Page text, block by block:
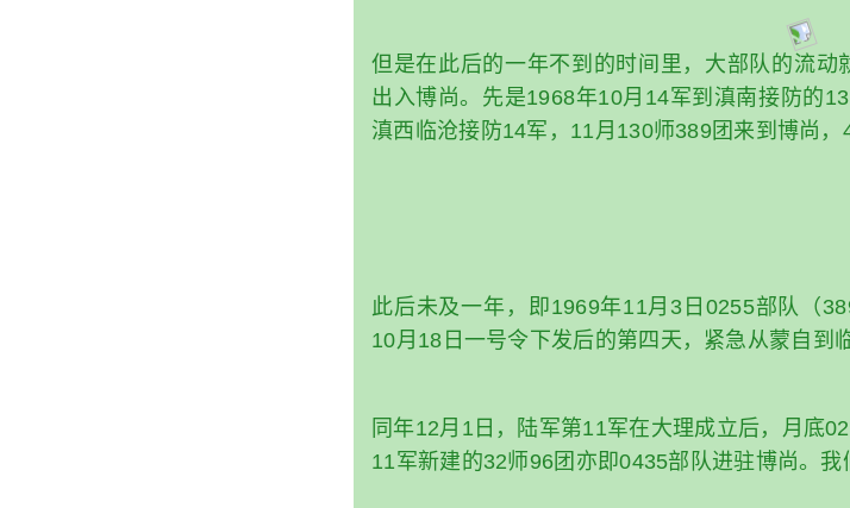
但是在此后的一年不到的时间里，大部队的流
出入博尚。先是1968年10月14军到滇南接防的
滇西临沧接防14军，11月130师389团来到博尚，
此后未及一年，即1969年11月3日0255部队（
10月18日一号令下发后的第四天，紧急从蒙自到
同年12月1日，陆军第11军在大理成立后，月底
11军新建的32师96团亦即0435部队进驻博尚。我